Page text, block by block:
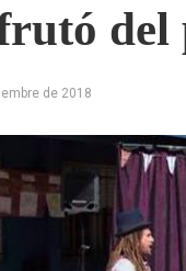
del
de 2018